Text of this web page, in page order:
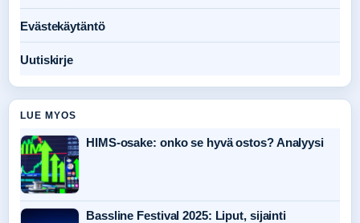
Evästekäytäntö
Uutiskirje
LUE MYOS
HIMS-osake: onko se hyvä ostos? Analyysi
Bassline Festival 2025: Liput, sijainti